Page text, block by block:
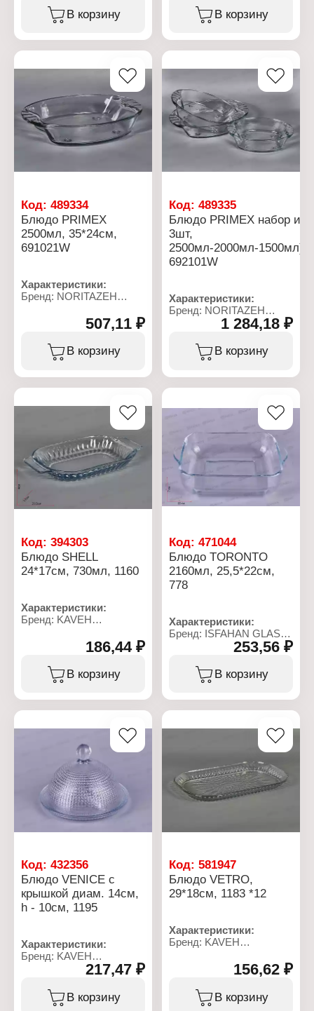
Тип товара: Блюдо
Форма: прямоугольное
Декор: без рисунка
Упаковка: в коробке
Габаритные размеры:
260х180х60 мм
В корзину
Тип товара: Блюдо
Форма: прямоугольное
Декор: без рисунка
Материал: стекло
Упаковка: в коробке
В корзину
Код: 489334
Блюдо PRIMEX
2500мл, 35*24см,
691021W
Характеристики:
Бренд: NORITAZEH
Серия: PRIMEX
Тип товара: Блюдо
Форма: прямоугольное
Размер: 35х24х7 см
Цвет: прозрачный
Декор: без рисунка
Материал: стекло
507,11 ₽
В корзину
Код:489335
Блюдо PRIMEX набор из
3шт,
2500мл-2000мл-1500мл),
692101W
Характеристики:
Бренд: NORITAZEH
Артикул: 692101W
Тип товара: Блюдо
Вариация: набор
мл - 1 шт
Цвет: прозрачный
Декор: без рисунка
Материал: стекло
Упаковка: в коробке
Габаритные размеры:
350х240х100 мм
1 284,18 ₽
В корзину
Код: 394303
Блюдо SHELL
24*17см, 730мл, 1160
Характеристики:
Бренд: KAVEH
Серия: SHELL
Тип товара: Блюдо
Форма: прямоугольное
Размер: 24х17 см
Цвет: прозрачный
Материал: стекло
Габаритные размеры:
240х170х30 мм
186,44 ₽
В корзину
Код:471044
Блюдо TORONTO
2160мл, 25,5*22см,
778
Характеристики:
Бренд: ISFAHAN GLASS
Тип товара: Блюдо
Форма: прямоугольное
Объем: 2,160 л
Упаковка: в коробке
Использование в СВЧ:
да
Использование в ПММ:
да
253,56 ₽
В корзину
Код: 432356
Блюдо VENICE с
крышкой диам. 14см,
h - 10см, 1195
Характеристики:
Бренд: KAVEH
Артикул: 1195
Тип товара: Блюдо
Форма: круглое
217,47 ₽
В корзину
Код:581947
Блюдо VETRO,
29*18см, 1183 *12
Характеристики:
Бренд: KAVEH
Серия: VETRO
Тип товара: Блюдо
Форма: прямоугольное
Размер: 29х18х2 см
156,62 ₽
В корзину